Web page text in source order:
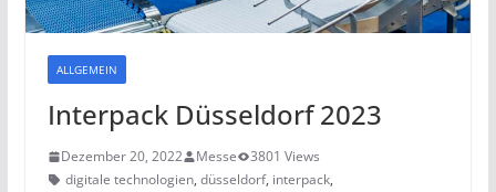
ALLGEMEIN
Interpack Düsseldorf 2023
Dezember 20, 2022 Messe
3801 Views
digitale technologien, düsseldorf, interpack,